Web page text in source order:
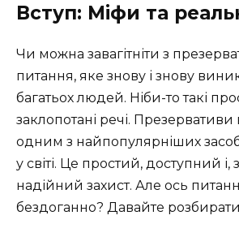
Вступ: Міфи та
Чи можна завагітніти з
питання, яке знову і знову
багатьох людей. Ніби-то такі
заклопотані речі.
одним з найпопулярніших
у світі. Це простий, доступний і,
надійний захист. Але ось
бездоганно? Давайте